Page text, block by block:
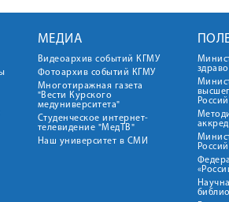
МЕДИА
Видеоархив событий КГМУ
Фотоархив событий КГМУ
Многотиражная газета
"Вести Курского
медуниверситета"
Студенческое интернет-
телевидение "МедТВ"
Наш университет в СМИ